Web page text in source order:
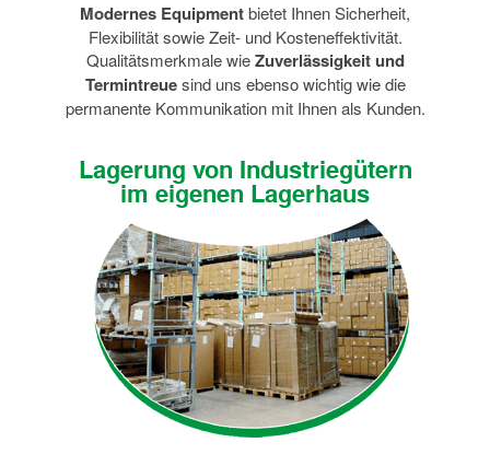
Modernes Equipmentbietet Ihnen Sicherheit,
Flexibilität sowie Zeit- und Kosteneffektivität.
Qualitätsmerkmale wieZuverlässigkeit und
Termintreuesind uns ebenso wichtig wie die
permanente Kommunikation mit Ihnen als Kunden.
Lagerung von Industriegütern
im eigenen Lagerhaus